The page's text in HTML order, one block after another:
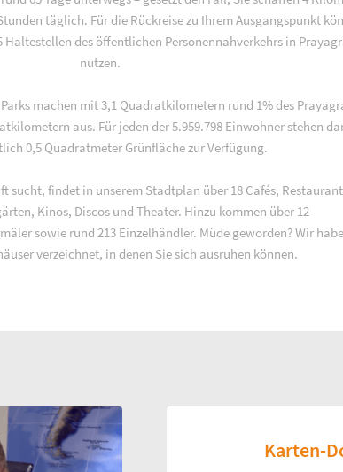
täglich. Für die Rückreise zu Ihrem Ausgangspunkt
Haltestellen des öffentlichen Personennahverkehrs in
nutzen.
machen mit 3,1 Quadratkilometern rund 1% des
aus. Für jeden der 5.959.798 Einwohner stehen
0,5 Quadratmeter Grünfläche zur Verfügung.
sucht, findet in unserem Stadtplan über 18 Cafés,
Kinos, Discos und Theater. Hinzu kommen über 12
sowie rund 213 Einzelhändler. Müde geworden? Wir
verzeichnet, in denen Sie sich ausruhen können.
Karten-